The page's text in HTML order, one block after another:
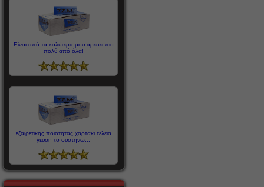
Είναι από τα καλύτερα μου αρέσει πιο
πολύ από όλα!
εξαιρετικης ποιοτητας χαρτακι τελεια
γευση το συστηνω...